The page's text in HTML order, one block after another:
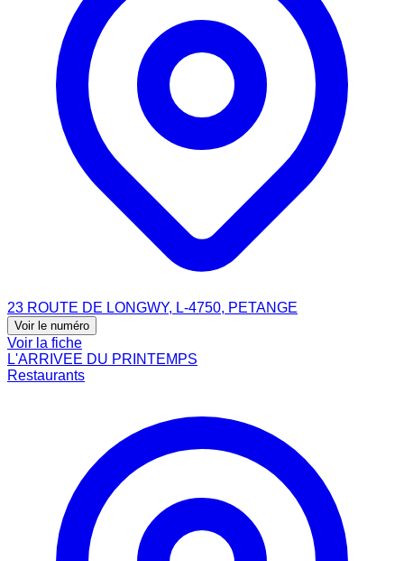
23 ROUTE DE LONGWY, L-4750, PETANGE
Voir le numéro
Voir la fiche
L'ARRIVEE DU PRINTEMPS
Restaurants